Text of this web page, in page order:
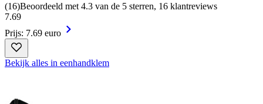
(16)Beoordeeld met 4.3 van de 5 sterren, 16 klantreviews
7.69
Prijs: 7.69 euro
Bekijk alles in eenhandklem